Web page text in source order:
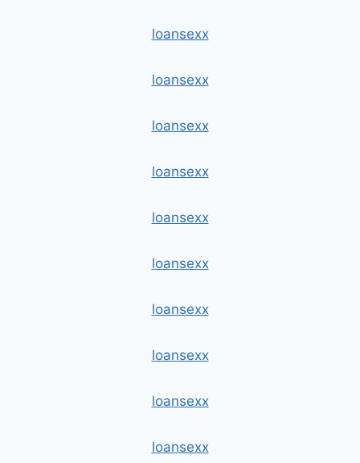
loansexx
loansexx
loansexx
loansexx
loansexx
loansexx
loansexx
loansexx
loansexx
loansexx